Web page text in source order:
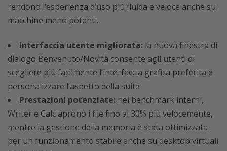
rendono l’esperienza d’uso più fluida e veloce anche su
macchine meno potenti.
Interfaccia utente migliorata: la nuova finestra di
dialogo Benvenuto/Novità consente agli utenti di
scegliere più facilmente l’interfaccia grafica preferita e
personalizzare l’aspetto della suite
Prestazioni potenziate: nei benchmark interni,
Writer e Calc aprono i file fino al 30% più velocemente,
mentre la gestione della memoria è stata ottimizzata
per un funzionamento stabile anche su desktop virtuali